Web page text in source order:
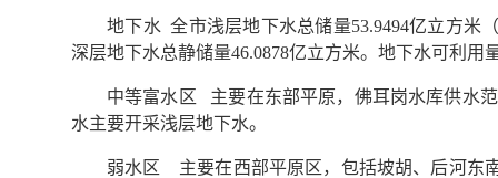
地下水 全市浅层地下水总储量53.9494亿立方米
深层地下水总静储量46.0878亿立方米。地下水可利用
中等富水区 主要在东部平原，佛耳岗水库供水
水主要开采浅层地下水。
弱水区 主要在西部平原区，包括坡胡、后河东